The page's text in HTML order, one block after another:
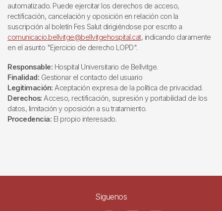
automatizado. Puede ejercitar los derechos de acceso,
rectificación, cancelación y oposición en relación con la
suscripción al boletín Fes Salut dirigiéndose por escrito a
comunicacio.bellvitge@bellvitgehospital.cat, indicando claramente
en el asunto "Ejercicio de derecho LOPD".
Responsable: Hospital Universitario de Bellvitge.
Finalidad: Gestionar el contacto del usuario
Legitimación: Aceptación expresa de la política de privacidad.
Derechos: Acceso, rectificación, supresión y portabilidad de los
datos, limitación y oposición a su tratamiento.
Procedencia: El propio interesado.
Siguenos